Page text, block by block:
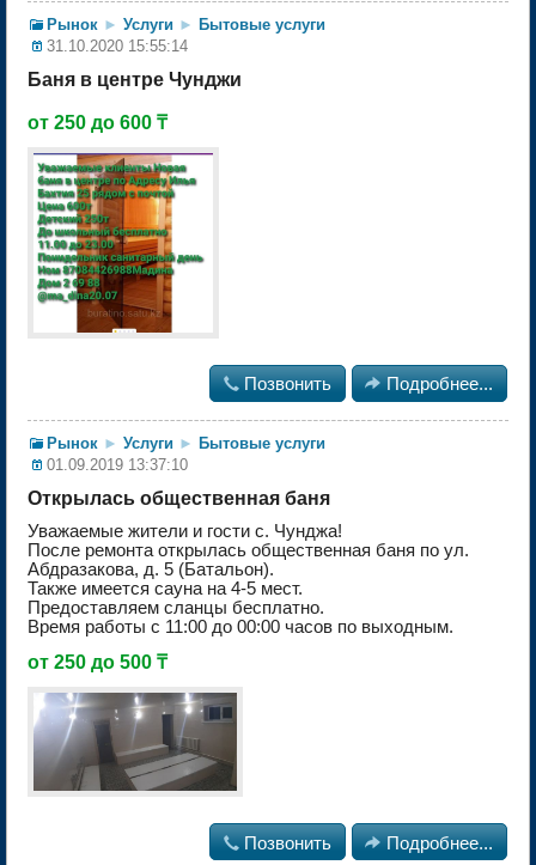
Рынок ► Услуги ► Бытовые услуги
31.10.2020 15:55:14
Баня в центре Чунджи
от 250 до 600 ₸
 Позвонить  Подробнее...
Рынок ► Услуги ► Бытовые услуги
01.09.2019 13:37:10
Открылась общественная баня
Уважаемые жители и гости с. Чунджа!
После ремонта открылась общественная баня по ул.
Абдразакова, д. 5 (Батальон).
Также имеется сауна на 4-5 мест.
Предоставляем сланцы бесплатно.
Время работы с 11:00 до 00:00 часов по выходным.
от 250 до 500 ₸
 Позвонить  Подробнее...